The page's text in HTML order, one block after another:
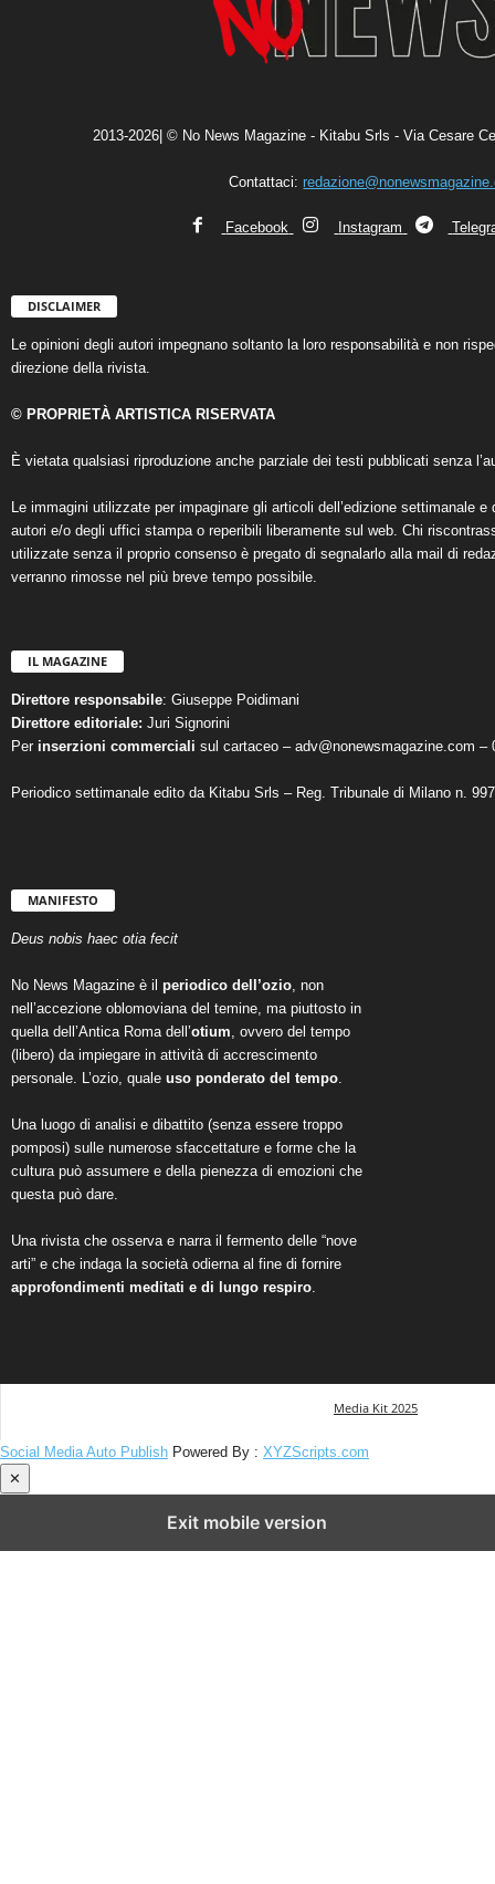
2013-2026| © No News Magazine - Kitabu Srls - Via Cesare
Contattaci:
Facebook Instagram
DISCLAIMER
Le opinioni degli autori impegnano soltanto la loro responsabilità e non
direzione della rivista.
© PROPRIETÀ ARTISTICA RISERVATA
È vietata qualsiasi riproduzione anche parziale dei testi pubblicati senza
Le immagini utilizzate per impaginare gli articoli dell’edizione settimanale
autori e/o degli uffici stampa o reperibili liberamente sul web. Chi
utilizzate senza il proprio consenso è pregato di segnalarlo alla mail di
verranno rimosse nel più breve tempo possibile.
IL MAGAZINE
Direttore responsabile: Giuseppe Poidimani
Direttore editoriale: Juri Signorini
Per inserzioni commerciali sul cartaceo – adv@nonewsmagazine.com –
Periodico settimanale edito da Kitabu Srls – Reg. Tribunale di Milano n.
MANIFESTO
Deus nobis haec otia fecit
No News Magazine è il periodico dell’ozio, non
nell’accezione oblomoviana del temine, ma piuttosto in
quella dell’Antica Roma dell’otium, ovvero del tempo
(libero) da impiegare in attività di accrescimento
personale. L’ozio, quale uso ponderato del tempo.
Una luogo di analisi e dibattito (senza essere troppo
pomposi) sulle numerose sfaccettature e forme che la
cultura può assumere e della pienezza di emozioni che
questa può dare.
Una rivista che osserva e narra il fermento delle “nove
arti” e che indaga la società odierna al fine di fornire
approfondimenti meditati e di lungo respiro.
Media Kit 2025
Social Media Auto Publish Powered By : XYZScripts.com
✕
Exit mobile version